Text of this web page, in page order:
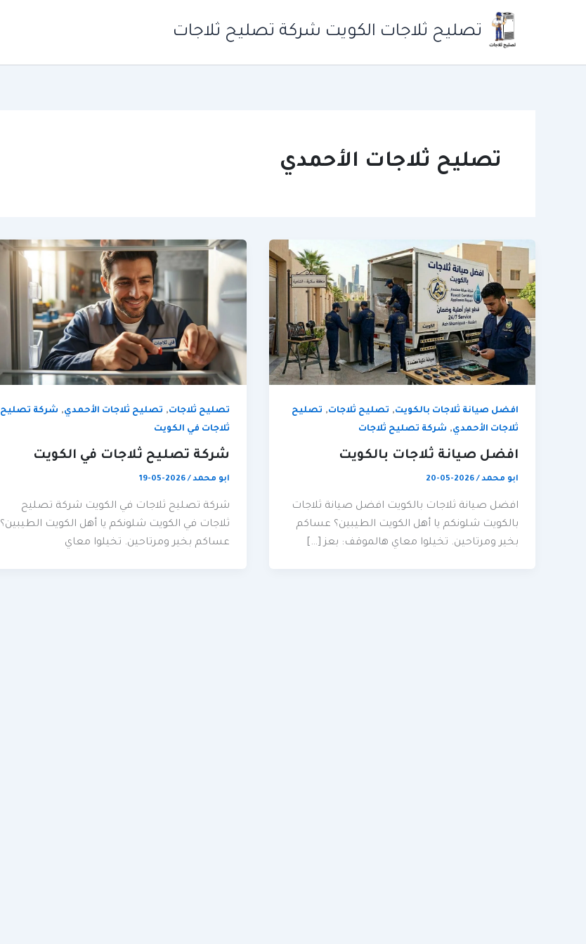
تصليح ثلاجات الكويت شركة تصليح ثلاجات
تصليح ثلاجات الأحمدي
افضل صيانة ثلاجات بالكويت, تصليح ثلاجات, تصليح
ثلاجات الأحمدي, شركة تصليح ثلاجات
افضل صيانة ثلاجات بالكويت
ابو محمد /
2026-05-20
افضل صيانة ثلاجات بالكويت افضل صيانة ثلاجات
بالكويت شلونكم يا أهل الكويت الطيبين؟ عساكم
بخير ومرتاحين. تخيلوا معاي هالموقف: بعز […]
تصليح ثلاجات, تصليح ثلاجات الأحمدي, شركة تصليح
ثلاجات في الكويت
شركة تصليح ثلاجات في الكويت
ابو محمد /
2026-05-19
شركة تصليح ثلاجات في الكويت شركة تصليح
ثلاجات في الكويت شلونكم يا أهل الكويت الطيبين؟
عساكم بخير ومرتاحين. تخيلوا معاي